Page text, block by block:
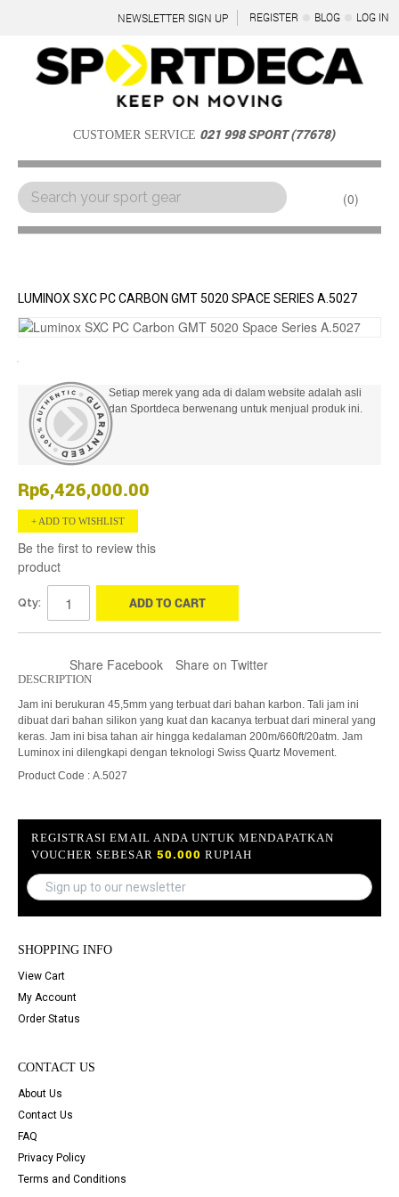
NEWSLETTER SIGN UP REGISTER BLOG LOG IN
CUSTOMER SERVICE 021 998 SPORT (77678)
0
Menu
LUMINOX SXC PC CARBON GMT 5020 SPACE SERIES A.5027
Setiap merek yang ada di dalam website adalah asli
dan Sportdeca berwenang untuk menjual produk ini.
Rp6,426,000.00
ADD TO WISHLIST
Be the first to review this
product
Qty: ADD TO CART
Share Facebook Share on Twitter
DESCRIPTION
Jam ini berukuran 45,5mm yang terbuat dari bahan karbon. Tali jam ini
dibuat dari bahan silikon yang kuat dan kacanya terbuat dari mineral yang
keras. Jam ini bisa tahan air hingga kedalaman 200m/660ft/20atm. Jam
Luminox ini dilengkapi dengan teknologi Swiss Quartz Movement.
Product Code : A.5027
REGISTRASI EMAIL ANDA UNTUK MENDAPATKAN
VOUCHER SEBESAR 50.000 RUPIAH
SHOPPING INFO
View Cart
My Account
Order Status
CONTACT US
About Us
Contact Us
FAQ
Privacy Policy
Terms and Conditions